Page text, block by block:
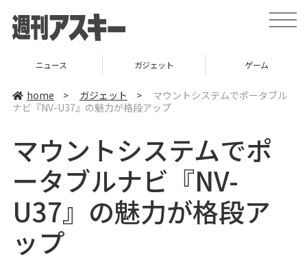
t
o
v
ニュース ガジェット ゲーム
home > ガジェット >
マウントシステムでポータブル
ナビ『NV-U37』の魅力が格段アップ
マウントシステムでポ
ータブルナビ『NV-
U37』の魅力が格段ア
ップ